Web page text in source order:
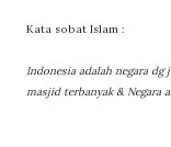
Kata sobat Islam :
Indonesia adalah negara dg
masjid terbanyak & Negara